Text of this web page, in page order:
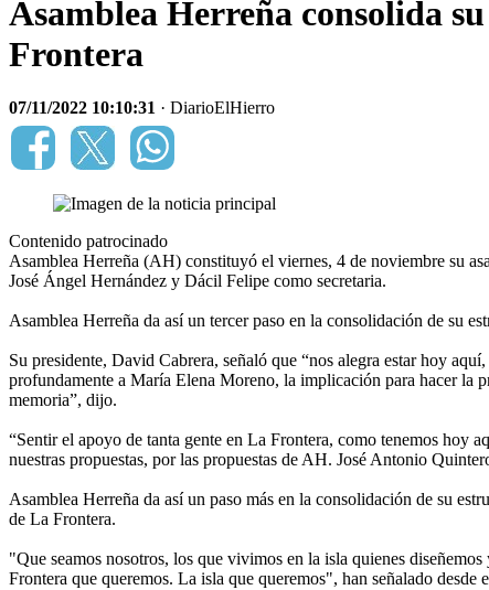
Asamblea Herreña consolida
Frontera
07/11/2022 10:10:31 · DiarioElHierro
Contenido patrocinado
Asamblea Herreña (AH) constituyó el viernes, 4 de noviembre su
José Ángel Hernández y Dácil Felipe como secretaria.
Asamblea Herreña da así un tercer paso en la consolidación de su
Su presidente, David Cabrera, señaló que “nos alegra estar hoy
profundamente a María Elena Moreno, la implicación para hacer la
memoria”, dijo.
“Sentir el apoyo de tanta gente en La Frontera, como tenemos hoy
nuestras propuestas, por las propuestas de AH. José Antonio
Asamblea Herreña da así un paso más en la consolidación de su
de La Frontera.
"Que seamos nosotros, los que vivimos en la isla quienes
Frontera que queremos. La isla que queremos", han señalado desde